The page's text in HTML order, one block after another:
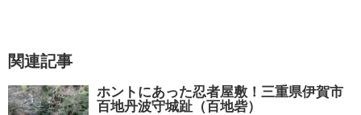
関連記事
ホントにあった忍者屋敷！三重県伊賀市
百地丹波守城趾（百地砦）